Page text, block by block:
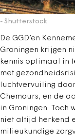
- Shutterstock
De GGD’en
Groningen krijgen
kennis optimaal in
met
luchtvervuiling
Chemours, en de
in Groningen. Toch
niet altijd herkend
milieukundige